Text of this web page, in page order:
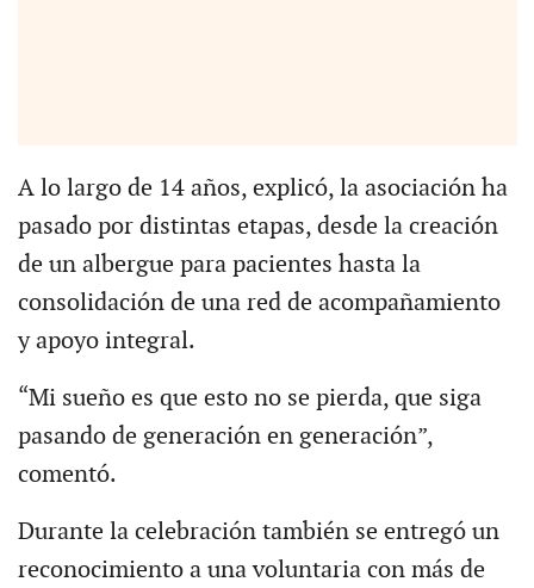
A lo largo de 14 años, explicó, la asociación ha
pasado por distintas etapas, desde la creación
de un albergue para pacientes hasta la
consolidación de una red de acompañamiento
y apoyo integral.
“Mi sueño es que esto no se pierda, que siga
pasando de generación en generación”,
comentó.
Durante la celebración también se entregó un
reconocimiento a una voluntaria con más de